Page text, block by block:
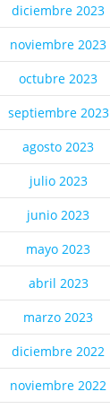
diciembre 2023
noviembre 2023
octubre 2023
septiembre 2023
agosto 2023
julio 2023
junio 2023
mayo 2023
abril 2023
marzo 2023
diciembre 2022
noviembre 2022